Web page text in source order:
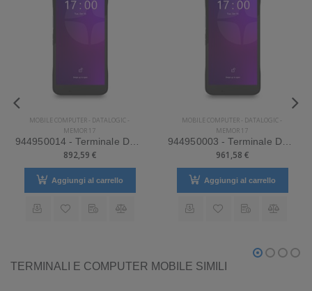
MOBILE COMPUTER - DATALOGIC -
MEMOR 17
944950014 - Terminale Datalogic palmare modello Memor 17
892,59 €
Aggiungi al carrello
MOBILE COMPUTER - DATALOGIC -
MEMOR 17
944950003 - Terminale Datalogic palmare modello Memor 17
961,58 €
Aggiungi al carrello
TERMINALI E COMPUTER MOBILE SIMILI